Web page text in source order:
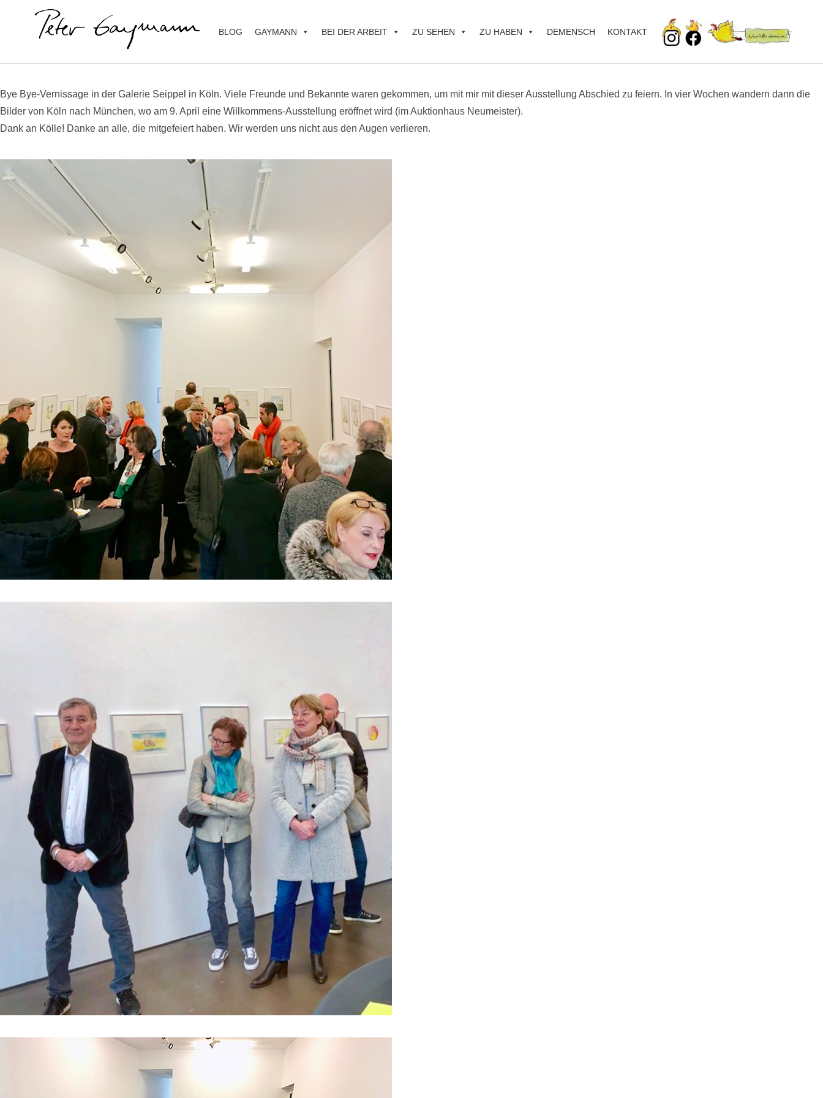
Skip
to
content
Peter Gaymann
BLOG GAYMANN BEI DER ARBEIT ZU SEHEN ZU HABEN DEMENSCH KONTAKT
Bye Bye-Vernissage in der Galerie Seippel in Köln. Viele Freunde und Bekannte waren gekommen, um mit mir mit dieser Ausstellung Abschied zu feiern. In vier Wochen wandern dann die
Bilder von Köln nach München, wo am 9. April eine Willkommens-Ausstellung eröffnet wird (im Auktionhaus Neumeister).
Dank an Kölle! Danke an alle, die mitgefeiert haben. Wir werden uns nicht aus den Augen verlieren.